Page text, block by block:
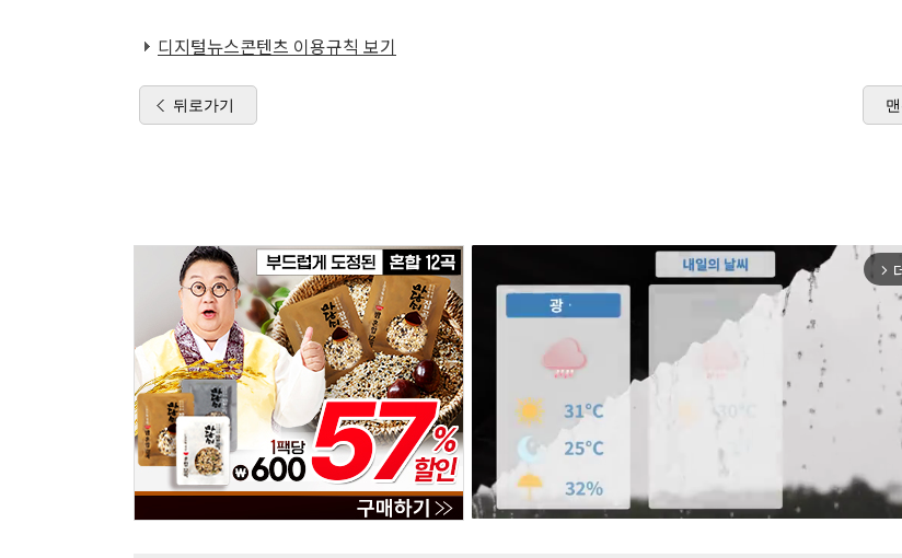
디지털뉴스콘텐츠 이용규칙 보기
뒤로가기
arrow_forward_ios